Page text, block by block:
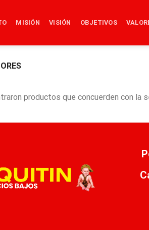
MISIÓN VISIÓN OBJETIVOS
productos que concuerden con la